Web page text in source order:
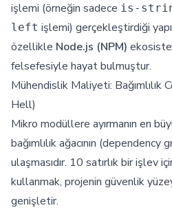
işlemi (örneğin sadece is-
left işlemi) gerçekleştirdiği
özellikle Node.js (NPM)
felsefesiyle hayat bulmuştur.
Mühendislik Maliyeti: Bağımlılık
Hell)
Mikro modüllere ayırmanın en
bağımlılık ağacının
ulaşmasıdır. 10 satırlık bir işlev
kullanmak, projenin güvenlik
genişletir.